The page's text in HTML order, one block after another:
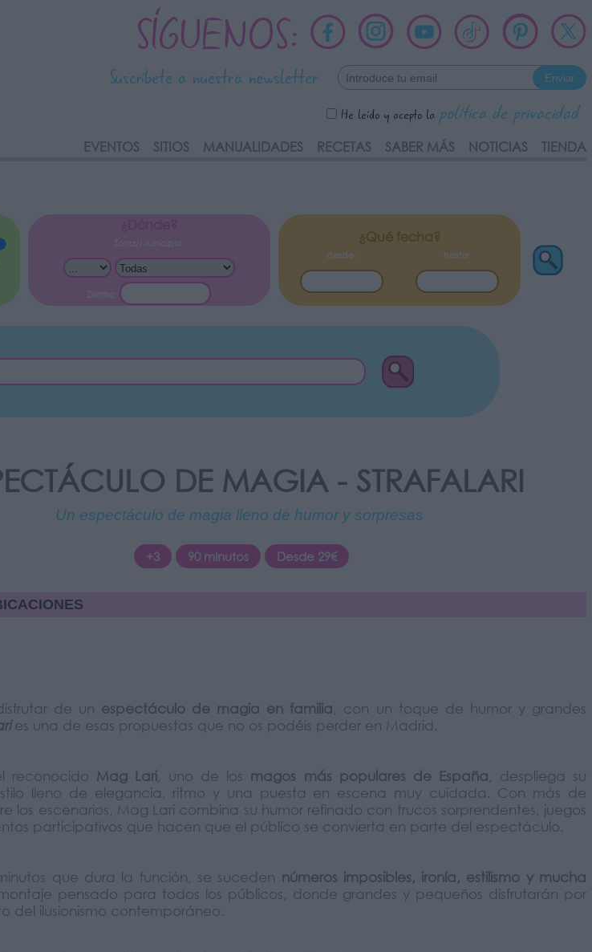
SÍGUENOS:
Suscríbete a nuestra newsletter
He leído y acepto la política de privacidad
EVENTOS SITIOS MANUALIDADES RECETAS SABER MÁS NOTICIAS TIENDA
desde: hasta:
DE MAGIA - STRAFALARI
Un espectáculo de magia lleno de humor y sorpresas
+3 90 minutos Desde 29€
de un espectáculo de magia en familia , con un toque de humor y grandes
es una de esas propuestas que no os podéis perder en Madrid.
reconocido Mag Lari , uno de los magos más populares de España , despliega su
lleno de elegancia, ritmo y una puesta en escena muy cuidada. Con más de
los escenarios, Mag Lari combina su humor refinado con trucos sorprendentes, juegos
participativos que hacen que el público se convierta en parte del espectáculo.
que dura la función, se suceden números imposibles, ironía, estilismo y mucha
pensado para todos los públicos, donde grandes y pequeños disfrutarán por
del ilusionismo contemporáneo.